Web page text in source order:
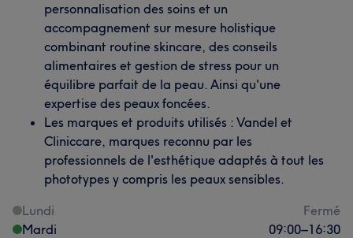
personnalisation des soins et un
accompagnement sur mesure holistique
combinant routine skincare, des conseils
alimentaires et gestion de stress pour un
équilibre parfait de la peau. Ainsi qu'une
expertise des peaux foncées.
Les marques et produits utilisés : Vandel et
Cliniccare, marques reconnu par les
professionnels de l'esthétique adaptés à tout les
phototypes y compris les peaux sensibles.
Lundi
Fermé
Mardi
09:00–16:30